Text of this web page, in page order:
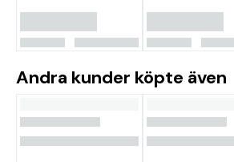
Andra kunder köpte även